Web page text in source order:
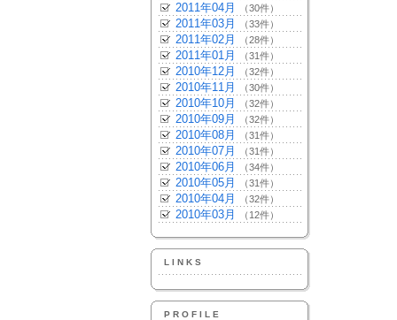
2011年04月 （30件）
2011年03月 （33件）
2011年02月 （28件）
2011年01月 （31件）
2010年12月 （32件）
2010年11月 （30件）
2010年10月 （32件）
2010年09月 （32件）
2010年08月 （31件）
2010年07月 （31件）
2010年06月 （34件）
2010年05月 （31件）
2010年04月 （32件）
2010年03月 （12件）
LINKS
PROFILE